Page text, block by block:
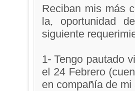
Reciban mis más
la, oportunidad
siguiente
1- Tengo pautado
el 24 Febrero
en compañía de